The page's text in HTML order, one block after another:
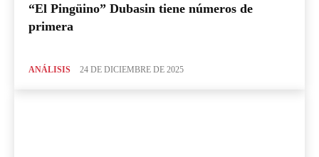
“El Pingüino” Dubasin tiene números de
primera
ANÁLISIS 24 DE DICIEMBRE DE 2025